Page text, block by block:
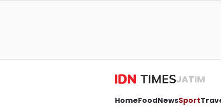
JATIM
HomeFoodNewsSport